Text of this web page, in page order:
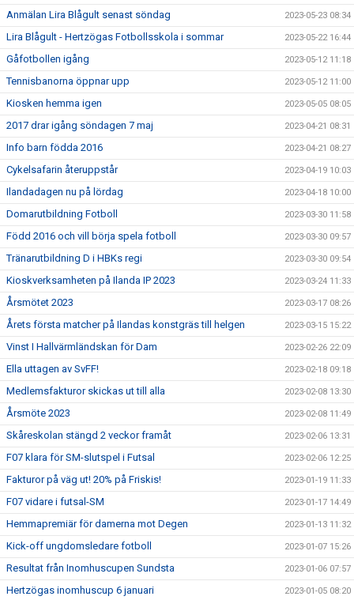
Anmälan Lira Blågult senast söndag 2023-05-23 08:34
Lira Blågult - Hertzögas Fotbollsskola i sommar 2023-05-22 16:44
Gåfotbollen igång 2023-05-12 11:18
Tennisbanorna öppnar upp 2023-05-12 11:00
Kiosken hemma igen 2023-05-05 08:05
2017 drar igång söndagen 7 maj 2023-04-21 08:31
Info barn födda 2016 2023-04-21 08:27
Cykelsafarin återuppstår 2023-04-19 10:03
Ilandadagen nu på lördag 2023-04-18 10:00
Domarutbildning Fotboll 2023-03-30 11:58
Född 2016 och vill börja spela fotboll 2023-03-30 09:57
Tränarutbildning D i HBKs regi 2023-03-30 09:54
Kioskverksamheten på Ilanda IP 2023 2023-03-24 11:33
Årsmötet 2023 2023-03-17 08:26
Årets första matcher på Ilandas konstgräs till helgen 2023-03-15 15:22
Vinst I Hallvärmländskan för Dam 2023-02-26 22:09
Ella uttagen av SvFF! 2023-02-18 09:18
Medlemsfakturor skickas ut till alla 2023-02-08 13:30
Årsmöte 2023 2023-02-08 11:49
Skåreskolan stängd 2 veckor framåt 2023-02-06 13:31
F07 klara för SM-slutspel i Futsal 2023-02-06 12:25
Fakturor på väg ut! 20% på Friskis! 2023-01-19 11:33
F07 vidare i futsal-SM 2023-01-17 14:49
Hemmapremiär för damerna mot Degen 2023-01-13 11:32
Kick-off ungdomsledare fotboll 2023-01-07 15:26
Resultat från Inomhuscupen Sundsta 2023-01-06 07:57
Hertzögas inomhuscup 6 januari 2023-01-05 08:20